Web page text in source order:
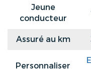
Jeune
conducteur
Assuré au km
Personnaliser